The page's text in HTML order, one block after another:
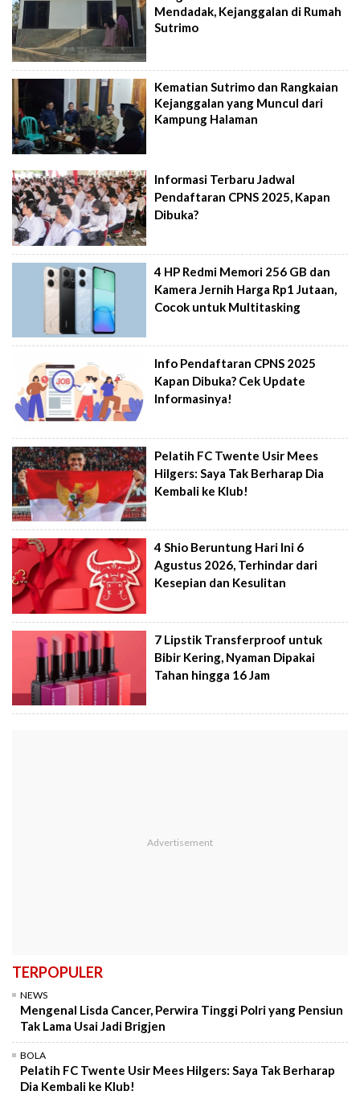
Mendadak, Kejanggalan di Rumah
Sutrimo
Kematian Sutrimo dan Rangkaian
Kejanggalan yang Muncul dari
Kampung Halaman
Informasi Terbaru Jadwal
Pendaftaran CPNS 2025, Kapan
Dibuka?
4 HP Redmi Memori 256 GB dan
Kamera Jernih Harga Rp1 Jutaan,
Cocok untuk Multitasking
Info Pendaftaran CPNS 2025
Kapan Dibuka? Cek Update
Informasinya!
Pelatih FC Twente Usir Mees
Hilgers: Saya Tak Berharap Dia
Kembali ke Klub!
4 Shio Beruntung Hari Ini 6
Agustus 2026, Terhindar dari
Kesepian dan Kesulitan
7 Lipstik Transferproof untuk
Bibir Kering, Nyaman Dipakai
Tahan hingga 16 Jam
TERPOPULER
NEWS
Mengenal Lisda Cancer, Perwira Tinggi Polri yang Pensiun
Tak Lama Usai Jadi Brigjen
BOLA
Pelatih FC Twente Usir Mees Hilgers: Saya Tak Berharap
Dia Kembali ke Klub!